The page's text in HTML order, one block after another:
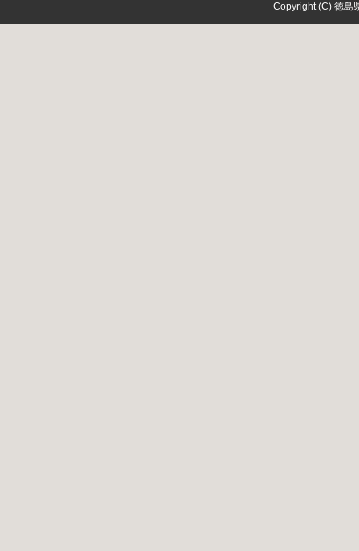
Copyright (C) 徳島